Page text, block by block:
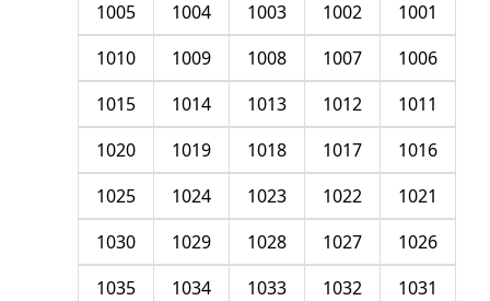
1001
1002
1003
1004
1005
1006
1007
1008
1009
1010
1011
1012
1013
1014
1015
1016
1017
1018
1019
1020
1021
1022
1023
1024
1025
1026
1027
1028
1029
1030
1031
1032
1033
1034
1035